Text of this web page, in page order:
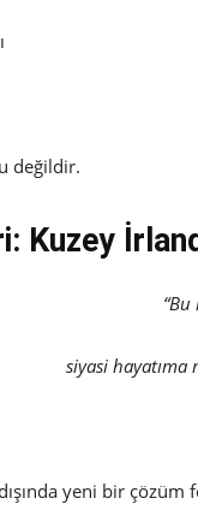
değildir.
Kuzey
siyasi hayatıma
yeni bir çözüm